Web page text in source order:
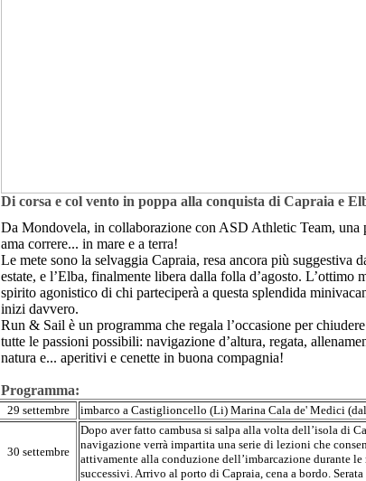
Di corsa e col vento in poppa alla conquista di Capraia e
Da Mondovela, in collaborazione con ASD AthleticTeam, una
ama correre... in mare e a terra!
Le mete sono la selvaggia Capraia, resa ancora più suggestiva
estate, e l’Elba, finalmente libera dalla folla d’agosto. L’ottimo
spirito agonistico di chi parteciperà a questa splendida
inizi davvero.
Run & Sail è un programma che regala l’occasione per
tutte le passioni possibili: navigazione d’altura, regata,
natura e... aperitivi e cenette in buona compagnia!
Programma:
29 settembre imbarco a Castiglioncello (Li) Marina Cala de' Medici
30 settembre
Dopo aver fatto cambusa si salpa alla volta dell’isola di
navigazione verrà impartita una serie di lezioni che
attivamente alla conduzione dell’imbarcazione durante
successivi. Arrivo al porto di Capraia, cena a bordo.